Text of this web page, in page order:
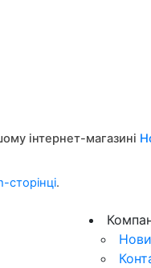
інтернет-магазині
сторінці.